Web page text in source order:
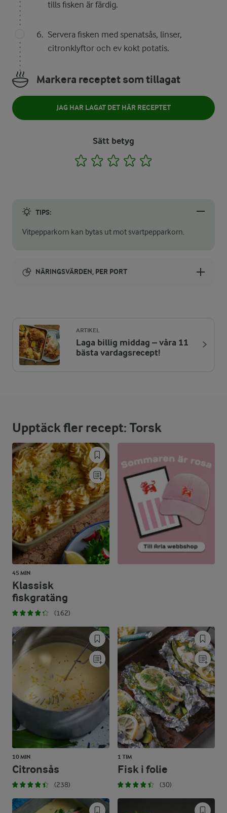
tills fisken är färdig.
Servera fisken med spenatsås, linser,
citronklyftor och ev kokt potatis.
Markera receptet som tillagat
JAG HAR LAGAT DET HÄR RECEPTET
Sätt betyg
1 2 3 4
TIPS:
Vitpepparkorn kan bytas ut mot svartpepparkorn.
NÄRINGSVÄRDEN, PER PORT
ENERGIDISTRIBUTION %
NÄRINGSVÄRDEN PER PORT
Fett:
46,6 %
20,4 g
Kolhydrater:
15,8 %
15 g
ARTIKEL
Laga billig middag – våra 11
bästa vardagsrecept!
Upptäck fler recept: Torsk
45 MIN
Klassisk
fiskgratäng
(162)
10 MIN
Citronsås
(238)
1 TIM
Fisk i folie
(30)